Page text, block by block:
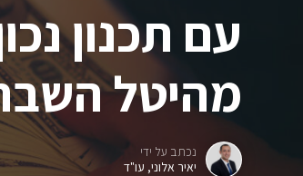
עם תכנון
מהיטל
נכתב על ידי
יאיר אלוני, עו"ד